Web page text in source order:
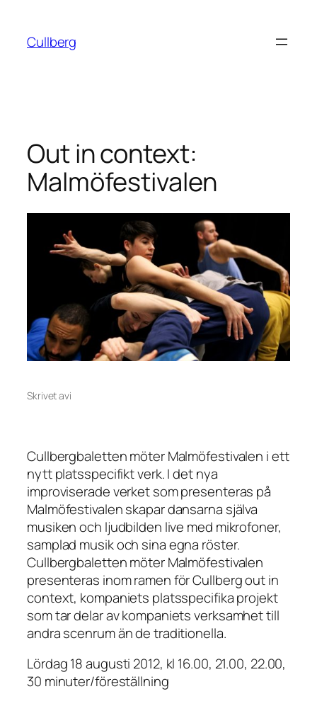
innehåll
Cullberg
Out in context:
Malmöfestivalen
Skrivet avi
Cullbergbaletten möter Malmöfestivalen i ett
nytt platsspecifikt verk. I det nya
improviserade verket som presenteras på
Malmöfestivalen skapar dansarna själva
musiken och ljudbilden live med mikrofoner,
samplad musik och sina egna röster.
Cullbergbaletten möter Malmöfestivalen
presenteras inom ramen för Cullberg out in
context, kompaniets platsspecifika projekt
som tar delar av kompaniets verksamhet till
andra scenrum än de traditionella.
Lördag 18 augusti 2012, kl 16.00, 21.00, 22.00,
30 minuter/föreställning